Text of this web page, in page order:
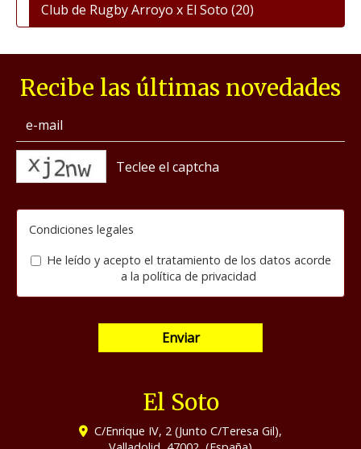
Club de Rugby Arroyo x El Soto (20)
Recibe las últimas novedades
Condiciones legales
He leído y acepto el tratamiento de los datos acorde
a la política de privacidad
Enviar
El Soto
C/Enrique IV, 2 (Junto C/Teresa Gil),